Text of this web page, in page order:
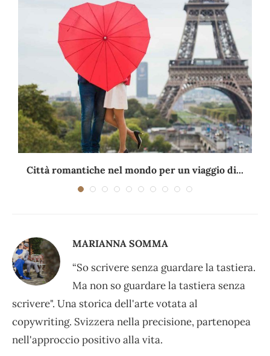
Città romantiche nel mondo per un viaggio di...
MARIANNA SOMMA
“So scrivere senza guardare la tastiera.
Ma non so guardare la tastiera senza
scrivere". Una storica dell'arte votata al
copywriting. Svizzera nella precisione, partenopea
nell'approccio positivo alla vita.